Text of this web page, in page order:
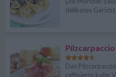
delikates
Das
raffinierte kalte